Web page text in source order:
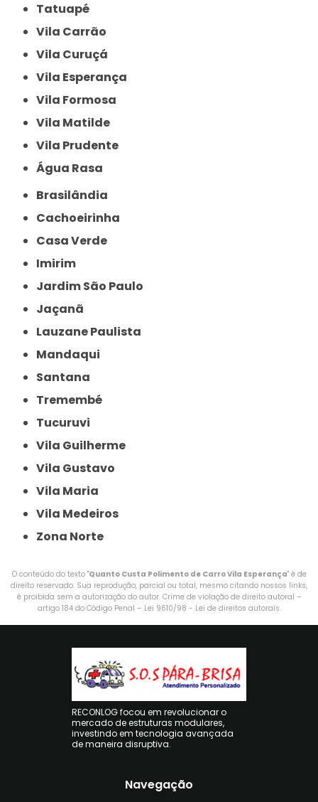
Tatuapé
Vila Carrão
Vila Curuçá
Vila Esperança
Vila Formosa
Vila Matilde
Vila Prudente
Água Rasa
Brasilândia
Cachoeirinha
Casa Verde
Imirim
Jardim São Paulo
Jaçanã
Lauzane Paulista
Mandaqui
Santana
Tremembé
Tucuruvi
Vila Guilherme
Vila Gustavo
Vila Maria
Vila Medeiros
Zona Norte
O conteúdo do texto "Quanto Custa Polimento de Carro Vila Esperança" é de
direito reservado. Sua reprodução, parcial ou total, mesmo citando nossos links,
é proibida sem a autorização do autor. Crime de violação de direito autoral –
artigo 184 do Código Penal – Lei 9610/98 - Lei de direitos autorais.
RECONLOG focou em revolucionar o
mercado de estruturas modulares,
investindo em tecnologia avançada
de maneira disruptiva.
Navegação